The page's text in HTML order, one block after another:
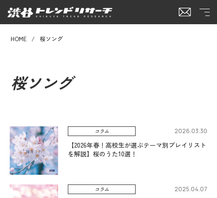
HOME 桜ソング
桜ソング
コラム 2026.03.30
【2026年春！高校生が選ぶテーマ別プレイリスト
を解説】桜のうた10選！
コラム 2025.04.07